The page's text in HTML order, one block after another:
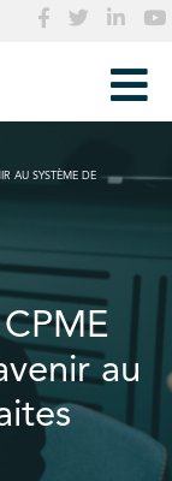
AU SYSTÈME DE
au